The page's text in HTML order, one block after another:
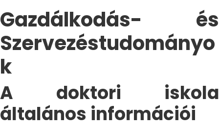
Gazdálkodás- és
Szervezéstudományo
k
A doktori iskola
általános információi